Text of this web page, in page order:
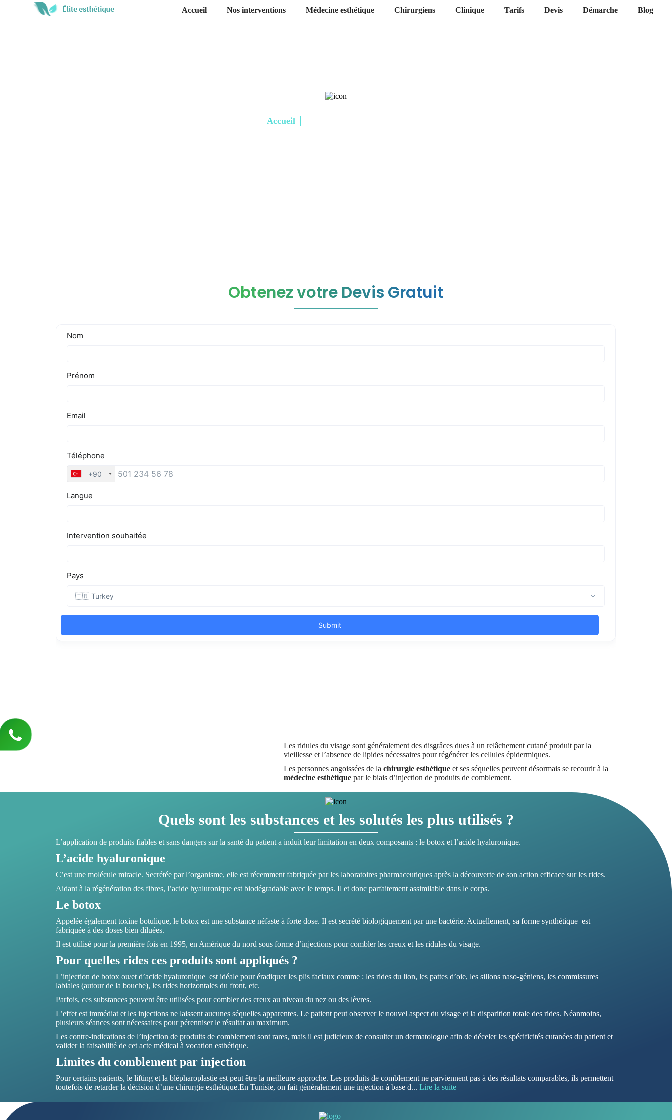
Accueil Nos interventions Médecine esthétique Chirurgiens Clinique Tarifs Devis Démarche Blog
Accueil
Obtenez votre Devis Gratuit
Les ridules du visage sont généralement des disgrâces dues à un relâchement cutané produit par la
vieillesse et l’absence de lipides nécessaires pour régénérer les cellules épidermiques.
Les personnes angoissées de la chirurgie esthétique et ses séquelles peuvent désormais se recourir à la
médecine esthétique par le biais d’injection de produits de comblement.
Quels sont les substances et les solutés les plus utilisés ?
L’application de produits fiables et sans dangers sur la santé du patient a induit leur limitation en deux composants : le botox et l’acide hyaluronique.
L’acide hyaluronique
C’est une molécule miracle. Secrétée par l’organisme, elle est récemment fabriquée par les laboratoires pharmaceutiques après la découverte de son action efficace sur les rides.
Aidant à la régénération des fibres, l’acide hyaluronique est biodégradable avec le temps. Il et donc parfaitement assimilable dans le corps.
Le botox
Appelée également toxine botulique, le botox est une substance néfaste à forte dose. Il est secrété biologiquement par une bactérie. Actuellement, sa forme synthétique est
fabriquée à des doses bien diluées.
Il est utilisé pour la première fois en 1995, en Amérique du nord sous forme d’injections pour combler les creux et les ridules du visage.
Pour quelles rides ces produits sont appliqués ?
L’injection de botox ou/et d’acide hyaluronique est idéale pour éradiquer les plis faciaux comme : les rides du lion, les pattes d’oie, les sillons naso-géniens, les commissures
labiales (autour de la bouche), les rides horizontales du front, etc.
Parfois, ces substances peuvent être utilisées pour combler des creux au niveau du nez ou des lèvres.
L’effet est immédiat et les injections ne laissent aucunes séquelles apparentes. Le patient peut observer le nouvel aspect du visage et la disparition totale des rides. Néanmoins,
plusieurs séances sont nécessaires pour pérenniser le résultat au maximum.
Les contre-indications de l’injection de produits de comblement sont rares, mais il est judicieux de consulter un dermatologue afin de déceler les spécificités cutanées du patient et
valider la faisabilité de cet acte médical à vocation esthétique.
Limites du comblement par injection
Pour certains patients, le lifting et la blépharoplastie est peut être la meilleure approche. Les produits de comblement ne parviennent pas à des résultats comparables, ils permettent
toutefois de retarder la décision d’une chirurgie esthétique.En Tunisie, on fait généralement une injection à base d... Lire la suite